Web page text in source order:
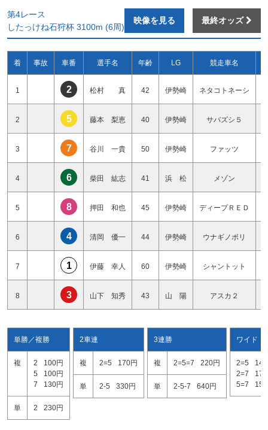
第4レース
したっけね石狩杯 3100m (6周)
映像を見る 最終オッズ
着 事故 車番 選手名 年齢 LG 競走車名
1 2 松村 真 42 伊勢崎 ネタコトネーシ
2 5 藤本 梨恵 40 伊勢崎 サバズシ５
3 7 谷川 一貴 50 伊勢崎 ファッツ
4 6 柴田 紘志 41 浜 松 メゾン
5 8 押田 和也 45 伊勢崎 ディープＲＥＤ
6 4 清岡 優一 44 伊勢崎 ウナギノボリ
7 1 伊藤 幸人 60 伊勢崎 シャントット
8 3 山下 知秀 43 山 陽 アスカ２
単勝／複勝
複 2
100円
5
100円
7
130円
単 2 230円
2車連
複 2=5 170円
単 2-5 330円
3連勝
複 2=5=7 220円
単 2-5-7 640円
ワイド
2=5
2=7
5=7